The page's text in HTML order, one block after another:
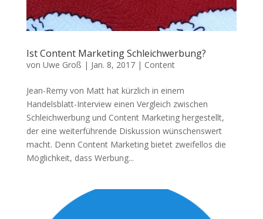
Ist Content Marketing Schleichwerbung?
von Uwe Groß | Jan. 8, 2017| Content
Jean-Remy von Matt hat kürzlich in einem
Handelsblatt-Interview einen Vergleich zwischen
Schleichwerbung und Content Marketing hergestellt,
der eine weiterführende Diskussion wünschenswert
macht. Denn Content Marketing bietet zweifellos die
Möglichkeit, dass Werbung...